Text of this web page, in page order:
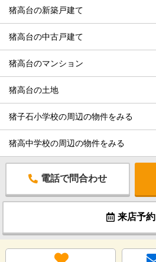
猪高台の新築戸建て
猪高台の中古戸建て
猪高台のマンション
猪高台の土地
猪子石小学校の周辺の物件をみる
猪高中学校の周辺の物件をみる
電話で問合わせ
来店予約